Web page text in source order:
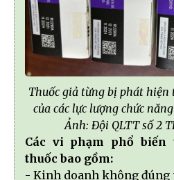
Thuốc giả từng bị phát hiện
của các lực lượng chức
Ảnh: Đội QLTT số 2
Các vi phạm phổ
thuốc bao gồm:
- Kinh doanh không đúng